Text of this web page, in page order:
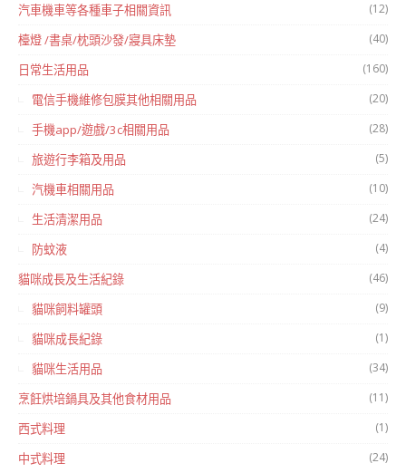
汽車機車等各種車子相關資訊 (12)
檯燈 /書桌/枕頭沙發/寢具床墊 (40)
日常生活用品 (160)
電信手機維修包膜其他相關用品 (20)
手機app/遊戲/3c相關用品 (28)
旅遊行李箱及用品 (5)
汽機車相關用品 (10)
生活清潔用品 (24)
防蚊液 (4)
貓咪成長及生活紀錄 (46)
貓咪飼料罐頭 (9)
貓咪成長紀錄 (1)
貓咪生活用品 (34)
烹飪烘培鍋具及其他食材用品 (11)
西式料理 (1)
中式料理 (24)